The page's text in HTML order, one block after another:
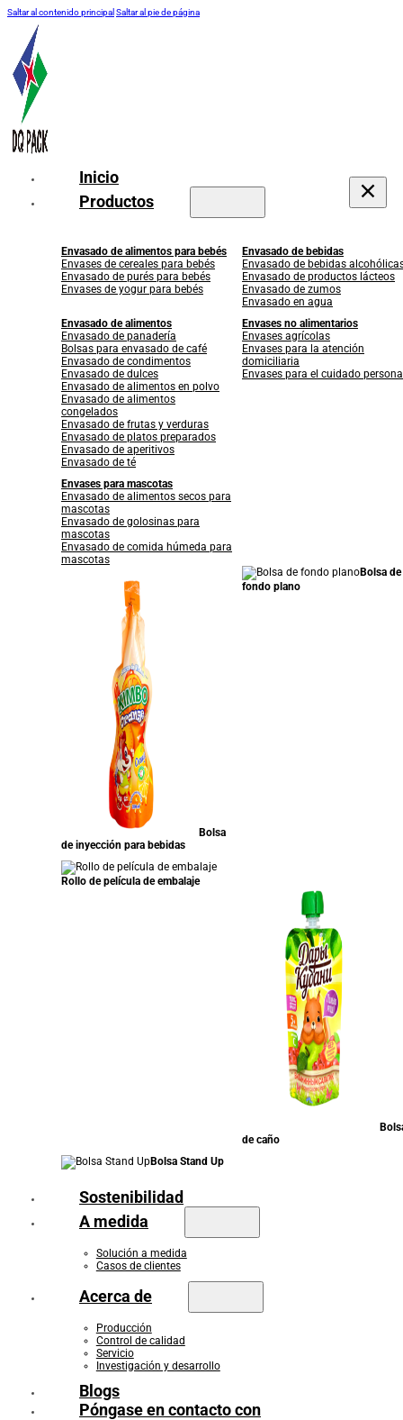
Saltar al contenido principal Saltar al pie de página
Inicio
Productos
Envasado de alimentos para bebés
Envases de cereales para bebés
Envasado de purés para bebés
Envases de yogur para bebés
Envasado de bebidas
Envasado de bebidas
Envasado de productos lácteos
Envasado de zumos
Envasado en agua
Envasado de alimentos
Envasado de panadería
Bolsas para envasado de café
Envasado de condimentos
Envasado de dulces
Envasado de alimentos en polvo
Envasado de alimentos
congelados
Envasado de frutas y verduras
Envasado de platos preparados
Envasado de aperitivos
Envasado de té
Envases no alimentarios
Envases agrícolas
Envases para la atención
domiciliaria
Envases para el cuidado
Envases para mascotas
Envasado de alimentos secos para
mascotas
Envasado de golosinas para
mascotas
Envasado de comida húmeda para
mascotas
Bolsa
de inyección para bebidas
Bolsa de
fondo plano
Rollo de película de embalaje
de caño
Bolsa Stand Up
Sostenibilidad
A medida
Solución a medida
Casos de clientes
Acerca de
Producción
Control de calidad
Servicio
Investigación y desarrollo
Blogs
Póngase en contacto con